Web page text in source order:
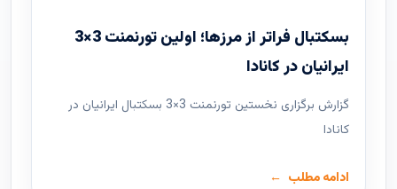
بسکتبال فراتر از مرزها؛ اولین تورنمنت 3×3
ایرانیان در کانادا
گزارش برگزاری نخستین تورنمنت 3×3 بسکتبال ایرانیان در
کانادا
ادامه مطلب